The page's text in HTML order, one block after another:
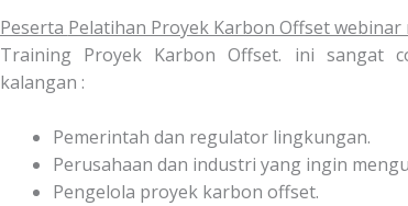
Peserta Pelatihan Proyek Karbon Offset webinar
Training Proyek Karbon Offset. ini sangat
kalangan :
Pemerintah dan regulator lingkungan.
Perusahaan dan industri yang ingin
Pengelola proyek karbon offset.